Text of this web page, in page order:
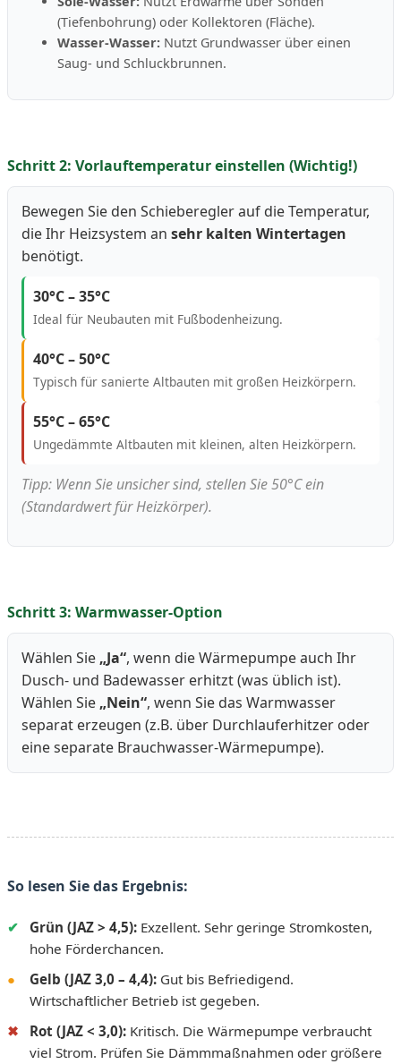
(Tiefenbohrung) oder Kollektoren (Fläche).
Wasser-Wasser: Nutzt Grundwasser über einen
Saug- und Schluckbrunnen.
Schritt 2: Vorlauftemperatur einstellen (Wichtig!)
Bewegen Sie den Schieberegler auf die Temperatur,
die Ihr Heizsystem an sehr kalten Wintertagen
benötigt.
30°C – 35°C
Ideal für Neubauten mit Fußbodenheizung.
40°C – 50°C
Typisch für sanierte Altbauten mit großen Heizkörpern.
55°C – 65°C
Ungedämmte Altbauten mit kleinen, alten Heizkörpern.
Tipp: Wenn Sie unsicher sind, stellen Sie 50°C ein
(Standardwert für Heizkörper).
Schritt 3: Warmwasser-Option
Wählen Sie „Ja“, wenn die Wärmepumpe auch Ihr
Dusch- und Badewasser erhitzt (was üblich ist).
Wählen Sie „Nein“, wenn Sie das Warmwasser
separat erzeugen (z.B. über Durchlauferhitzer oder
eine separate Brauchwasser-Wärmepumpe).
So lesen Sie das Ergebnis:
✔ Grün (JAZ > 4,5): Exzellent. Sehr geringe Stromkosten,
hohe Förderchancen.
●
Gelb (JAZ 3,0 – 4,4): Gut bis Befriedigend.
Wirtschaftlicher Betrieb ist gegeben.
✖
Rot (JAZ < 3,0): Kritisch. Die Wärmepumpe verbraucht
viel Strom. Prüfen Sie Dämmmaßnahmen oder größere